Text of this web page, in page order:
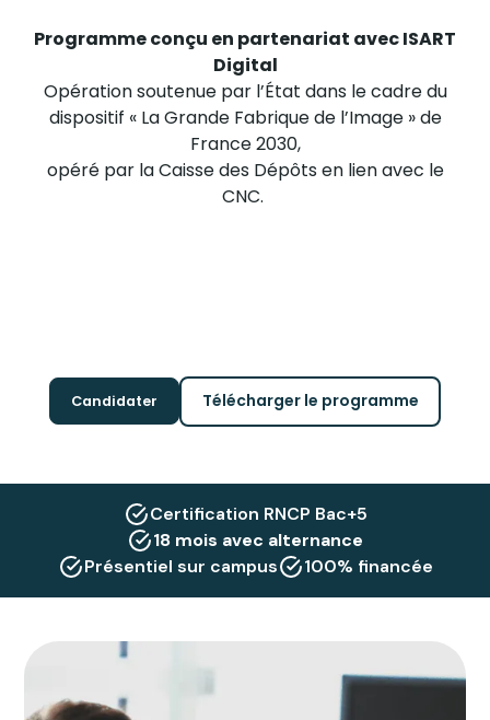
Programme conçu en partenariat avec ISART
Digital
Opération soutenue par l’État dans le cadre du
dispositif « La Grande Fabrique de l’Image » de
France 2030,
opéré par la Caisse des Dépôts en lien avec le
CNC.
Candidater Télécharger le programme
Certification RNCP Bac+5
18 mois avec alternance
Présentiel sur campus
100% financée